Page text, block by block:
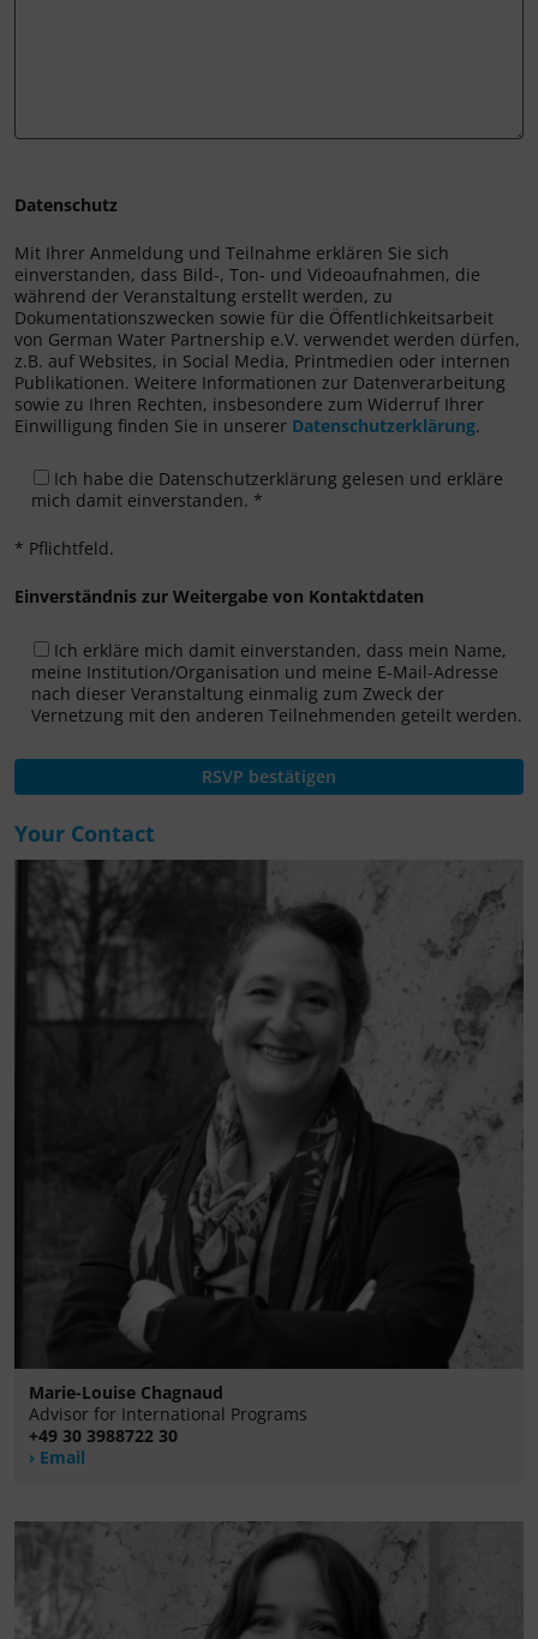
Datenschutz
Mit Ihrer Anmeldung und Teilnahme erklären Sie sich
einverstanden, dass Bild-, Ton- und Videoaufnahmen, die
während der Veranstaltung erstellt werden, zu
Dokumentationszwecken sowie für die Öffentlichkeitsarbeit
von German Water Partnership e.V. verwendet werden dürfen,
z.B. auf Websites, in Social Media, Printmedien oder internen
Publikationen. Weitere Informationen zur Datenverarbeitung
sowie zu Ihren Rechten, insbesondere zum Widerruf Ihrer
Einwilligung finden Sie in unserer Datenschutzerklärung.
Ich habe die Datenschutzerklärung gelesen und erkläre
mich damit einverstanden. *
* Pflichtfeld.
Einverständnis zur Weitergabe von Kontaktdaten
Ich erkläre mich damit einverstanden, dass mein Name,
meine Institution/Organisation und meine E-Mail-Adresse
nach dieser Veranstaltung einmalig zum Zweck der
Vernetzung mit den anderen Teilnehmenden geteilt werden.
Your Contact
Marie-Louise Chagnaud
Advisor for International Programs
+49 30 3988722 30
Email